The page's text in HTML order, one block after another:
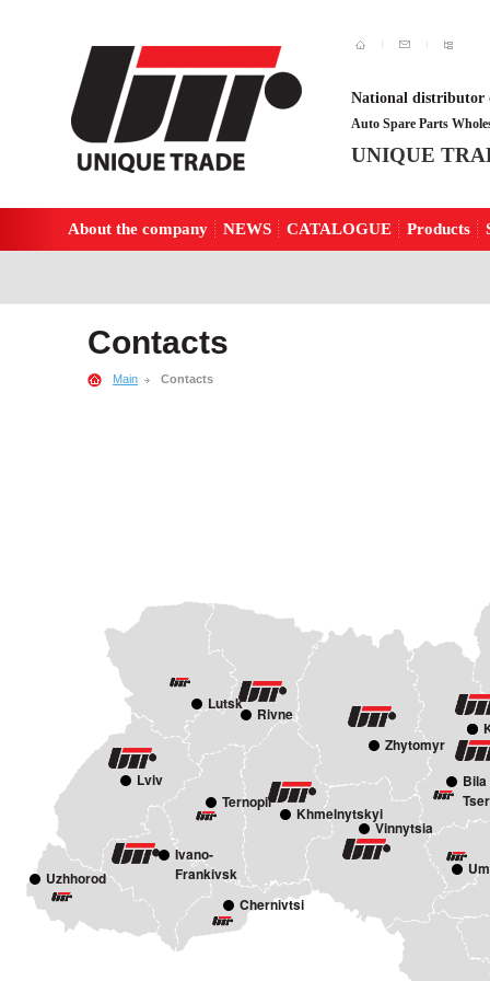
National distributor
Auto Spare Parts
UNIQUE
About the company NEWS CATALOGUE Products
Contacts
Main Contacts
Vinnytsia
Zhytomyr
Khmelnytskyi
Rivne
Ternopil
Lviv
Ivano-
Frankivsk
Uzhhorod
Chernivtsi
Lutsk
Bila